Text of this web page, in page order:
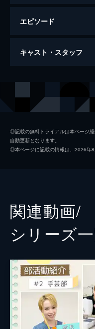
エピソード
タカラヅカ部#1「珈琲部」
キャスト・スタッフ
◎記載の無料トライアルは本ページ
自動更新となります。
◎本ページに記載の情報は、2026年8
関連動画/
シリーズ